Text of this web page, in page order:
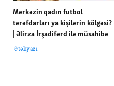
Mərkəzin qadın futbol
tərəfdarları ya kişilərin kölgəsi?
| Əlirza İrşadifərd ilə müsahibə
Ətəkyazı